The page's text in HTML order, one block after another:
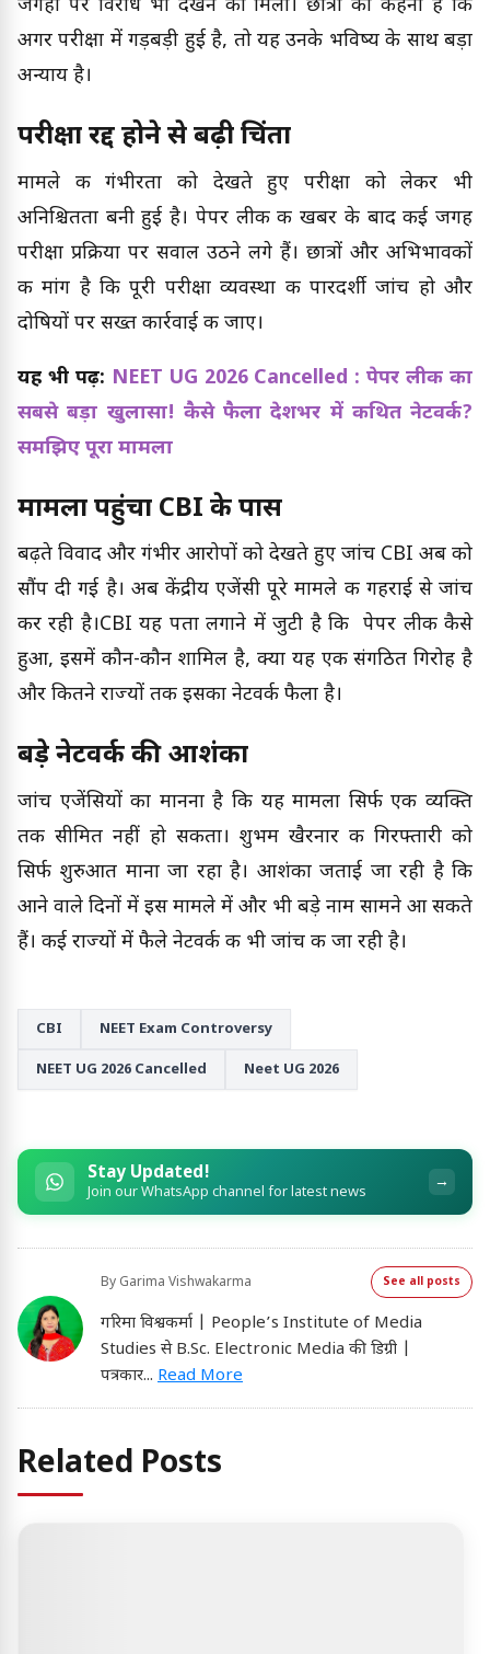
जगहों पर विरोध भी देखने को मिला। छात्रों का कहना है कि
अगर परीक्षा में गड़बड़ी हुई है, तो यह उनके भविष्य के साथ बड़ा
अन्याय है।
परीक्षा रद्द होने से बढ़ी चिंता
मामले की गंभीरता को देखते हुए परीक्षा को लेकर भी
अनिश्चितता बनी हुई है। पेपर लीक की खबर के बाद कई जगह
परीक्षा प्रक्रिया पर सवाल उठने लगे हैं। छात्रों और अभिभावकों
की मांग है कि पूरी परीक्षा व्यवस्था की पारदर्शी जांच हो और
दोषियों पर सख्त कार्रवाई की जाए।
यह भी पढ़ें: NEET UG 2026 Cancelled : पेपर लीक का
सबसे बड़ा खुलासा! कैसे फैला देशभर में कथित नेटवर्क?
समझिए पूरा मामला
मामला पहुंचा CBI के पास
बढ़ते विवाद और गंभीर आरोपों को देखते हुए जांच CBI अब को
सौंप दी गई है। अब केंद्रीय एजेंसी पूरे मामले की गहराई से जांच
कर रही है।CBI यह पता लगाने में जुटी है कि पेपर लीक कैसे
हुआ, इसमें कौन-कौन शामिल है, क्या यह एक संगठित गिरोह है
और कितने राज्यों तक इसका नेटवर्क फैला है।
बड़े नेटवर्क की आशंका
जांच एजेंसियों का मानना है कि यह मामला सिर्फ एक व्यक्ति
तक सीमित नहीं हो सकता। शुभम खैरनार की गिरफ्तारी को
सिर्फ शुरुआत माना जा रहा है। आशंका जताई जा रही है कि
आने वाले दिनों में इस मामले में और भी बड़े नाम सामने आ सकते
हैं। कई राज्यों में फैले नेटवर्क की भी जांच की जा रही है।
CBI NEET Exam Controversy
NEET UG 2026 Cancelled Neet UG 2026
Stay Updated!
Join our WhatsApp channel for latest news →
By Garima Vishwakarma See all posts
गरिमा विश्वकर्मा | People’s Institute of Media
Studies से B.Sc. Electronic Media की डिग्री |
पत्रकार... Read More
Related Posts